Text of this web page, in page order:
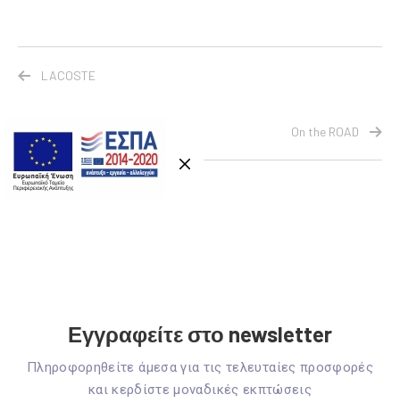
LACOSTE
On the ROAD
Εγγραφείτε στο newsletter
Πληροφορηθείτε άμεσα για τις τελευταίες προσφορές
και κερδίστε μοναδικές εκπτώσεις